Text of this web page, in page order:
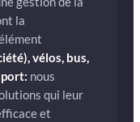
la
vélos, bus,
nous
qui leur
et